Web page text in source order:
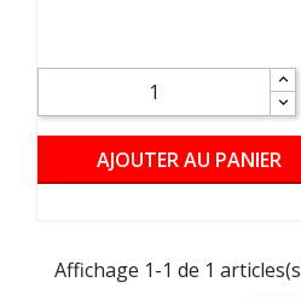
AJOUTER AU PANIER
Affichage 1-1 de 1